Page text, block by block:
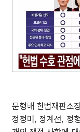
문형배 헌법재판소
정정미, 정계선, 정